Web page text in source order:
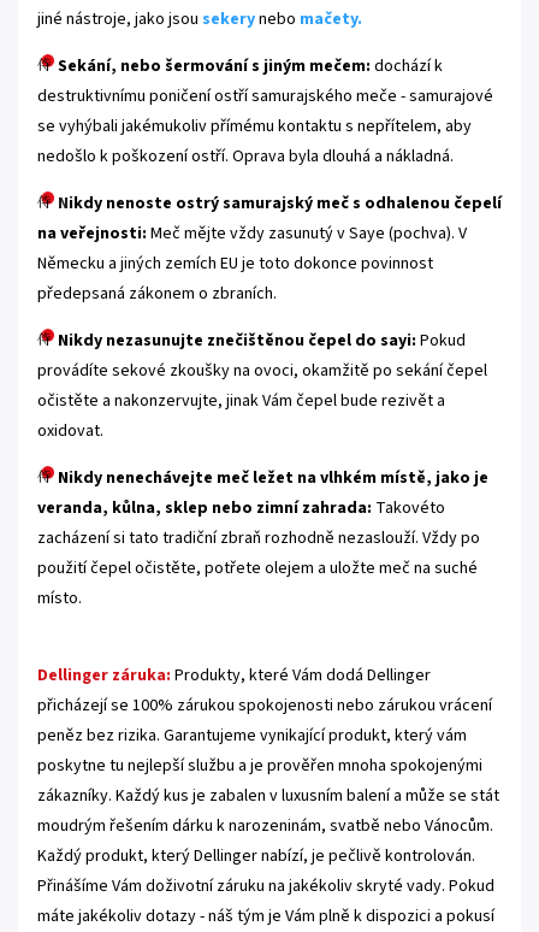
jiné nástroje, jako jsou sekerynebo mačety.
Sekání, nebo šermování s jiným mečem: dochází k
destruktivnímu poničení ostří samurajského meče - samurajové
se vyhýbali jakémukoliv přímému kontaktu s nepřítelem, aby
nedošlo k poškození ostří. Oprava byla dlouhá a nákladná.
Nikdy nenoste ostrý samurajský meč s odhalenou čepelí
na veřejnosti: Meč mějte vždy zasunutý v Saye (pochva). V
Německu a jiných zemích EU je toto dokonce povinnost
předepsaná zákonem o zbraních.
Nikdy nezasunujte znečištěnou čepel do sayi: Pokud
provádíte sekové zkoušky na ovoci, okamžitě po sekání čepel
očistěte a nakonzervujte, jinak Vám čepel bude rezivět a
oxidovat.
Nikdy nenechávejte meč ležet na vlhkém místě, jako je
veranda, kůlna, sklep nebo zimní zahrada: Takovéto
zacházení si tato tradiční zbraň rozhodně nezaslouží. Vždy po
použití čepel očistěte, potřete olejem a uložte meč na suché
místo.
Dellinger záruka: Produkty, které Vám dodá Dellinger
přicházejí se 100% zárukou spokojenosti nebo zárukou vrácení
peněz bez rizika. Garantujeme vynikající produkt, který vám
poskytne tu nejlepší službu a je prověřen mnoha spokojenými
zákazníky. Každý kus je zabalen v luxusním balení a může se stát
moudrým řešením dárku k narozeninám, svatbě nebo Vánocům.
Každý produkt, který Dellinger nabízí, je pečlivě kontrolován.
Přinášíme Vám doživotní záruku na jakékoliv skryté vady. Pokud
máte jakékoliv dotazy - náš tým je Vám plně k dispozici a pokusí